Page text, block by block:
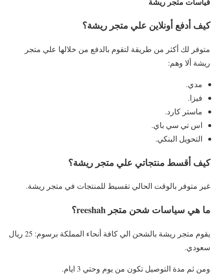
كيف أدفع أونلاين علي متجر ريشة؟
متوفر لك أكثر من طريقة لتقوم بالدفع من خلالها علي متجر
ريشة ألا وهم:
مدي.
فيزا.
ماستر كارد.
اس تي سي باي.
التحويل البنكي.
كيف أقسط منتجاتي علي متجر ريشة؟
غير متوفر بالوقت الحالي تقسيط للمنتجات في متجر ريشة.
ما هي سياسات شحن متجر reeshah؟
يقوم متجر ريشة بالشحن الي كافة أنحاء المملكة برسوم: 25 ريال
سعودي.
ومن ثم مدة التوصيل تكون من يوم وحتي 3 ايام.